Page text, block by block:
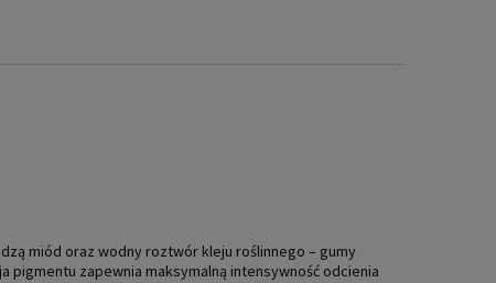
miód oraz wodny roztwór kleju roślinnego – gumy
pigmentu zapewnia maksymalną intensywność odcienia